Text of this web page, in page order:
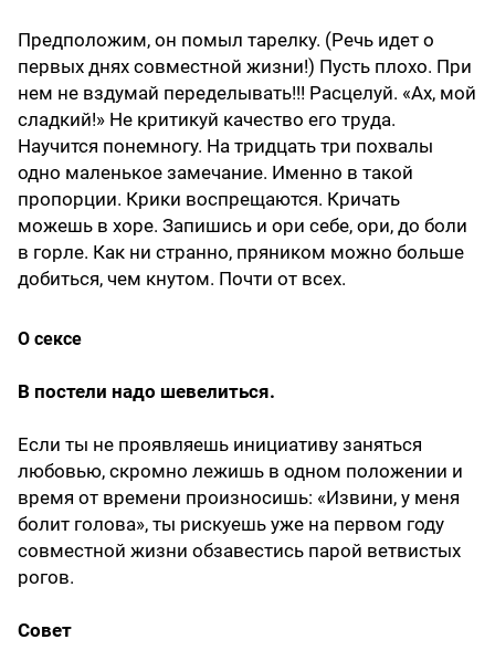
Предположим, он помыл тарелку. (Речь идет о
первых днях совместной жизни!) Пусть плохо. При
нем не вздумай переделывать!!! Расцелуй. «Ах, мой
сладкий!» Не критикуй качество его труда.
Научится понемногу. На тридцать три похвалы
одно маленькое замечание. Именно в такой
пропорции. Крики воспрещаются. Кричать
можешь в хоре. Запишись и ори себе, ори, до боли
в горле. Как ни странно, пряником можно больше
добиться, чем кнутом. Почти от всех.
О сексе
В постели надо шевелиться.
Если ты не проявляешь инициативу заняться
любовью, скромно лежишь в одном положении и
время от времени произносишь: «Извини, у меня
болит голова», ты рискуешь уже на первом году
совместной жизни обзавестись парой ветвистых
рогов.
Совет